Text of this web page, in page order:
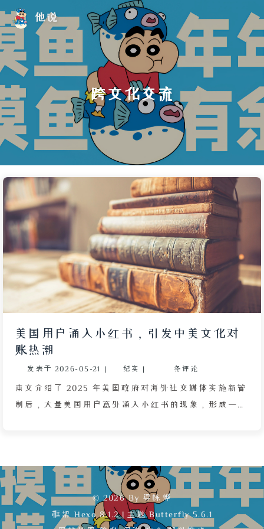
他说
跨文化交流
美国用户涌入小红书，引发中美文化对
账热潮
发表于 2026-05-21 | 纪实 | 条评论
本文介绍了 2025 年美国政府对海外社交媒体实施新管
制后，大量美国用户意外涌入小红书的现象，形成一场
换——从国内小众平台变为中外文化交流主场，外国用
户首次适应中国社区规则与语言环境，评论区出现了程
序员交流代码、英语教师免费教学、用户互教语言与文
化等跨国协作场景。同时，文章分析了这种自发迁徙背
© 2026 By 梁栋烨
框架Hexo 8.1.2 | 主题Butterfly 5.6.1